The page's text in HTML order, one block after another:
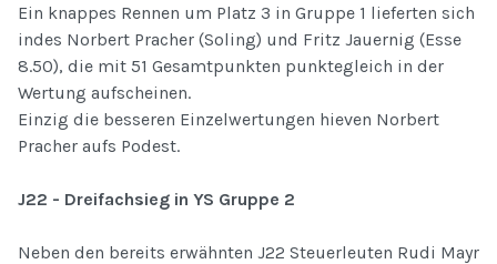
Ein knappes Rennen um Platz 3 in Gruppe 1 lieferten sich
indes Norbert Pracher (Soling) und Fritz Jauernig (Esse
8.50), die mit 51 Gesamtpunkten punktegleich in der
Wertung aufscheinen.
Einzig die besseren Einzelwertungen hieven Norbert
Pracher aufs Podest.
J22 - Dreifachsieg in YS Gruppe 2
Neben den bereits erwähnten J22 Steuerleuten Rudi Mayr